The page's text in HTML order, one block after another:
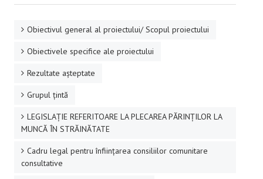
Obiectivul general al proiectului/ Scopul proiectului
Obiectivele specifice ale proiectului
Rezultate aşteptate
Grupul ţintă
LEGISLAȚIE REFERITOARE LA PLECAREA PĂRINȚILOR LA
MUNCĂ ÎN STRĂINĂTATE
Cadru legal pentru înființarea consiliilor comunitare
consultative